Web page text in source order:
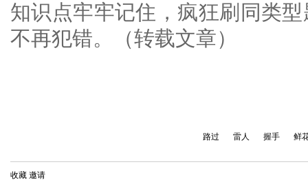
知识点牢牢记住，疯狂刷同类
不再犯错。（转载文章）
路过 雷人 握手 鲜
收藏 邀请